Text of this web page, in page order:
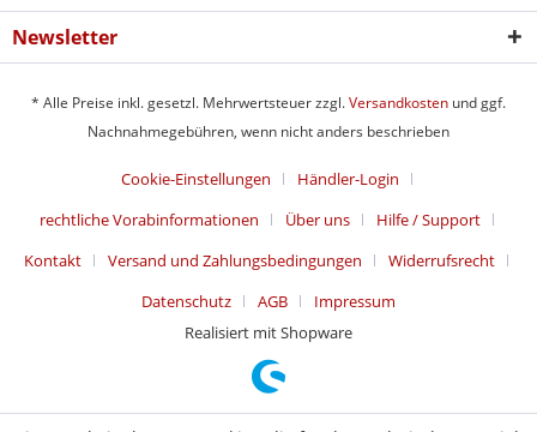
Newsletter
* Alle Preise inkl. gesetzl. Mehrwertsteuer zzgl.Versandkosten und ggf.
Nachnahmegebühren, wenn nicht anders beschrieben
Cookie-Einstellungen
Händler-Login
rechtliche Vorabinformationen
Über uns
Hilfe / Support
Kontakt
Versand und Zahlungsbedingungen
Widerrufsrecht
Datenschutz
AGB
Impressum
Realisiert mit Shopware